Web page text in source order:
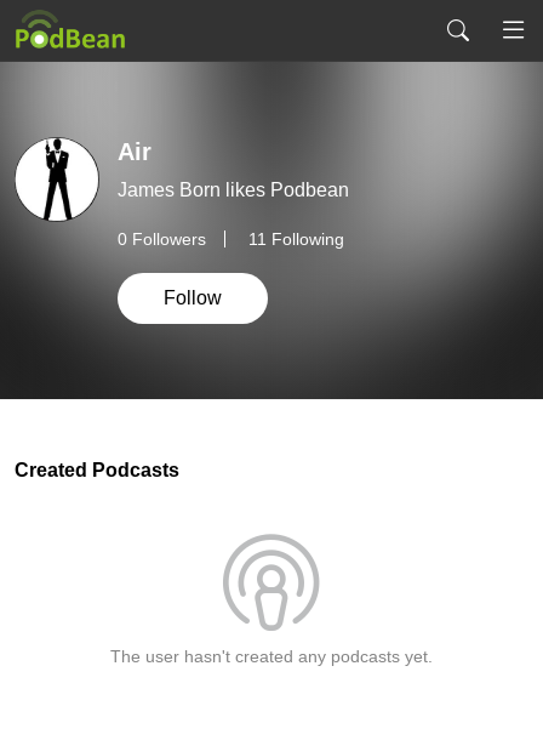
Air
James Born likes Podbean
0 Followers 11 Following
Follow
Created Podcasts
The user hasn't created any podcasts yet.